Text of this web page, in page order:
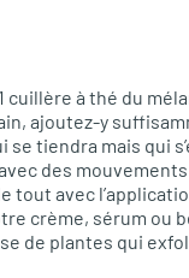
cuillère à thé du
ajoutez-y
se tiendra mais qui
des
tout avec
crème, sérum ou
de plantes qui